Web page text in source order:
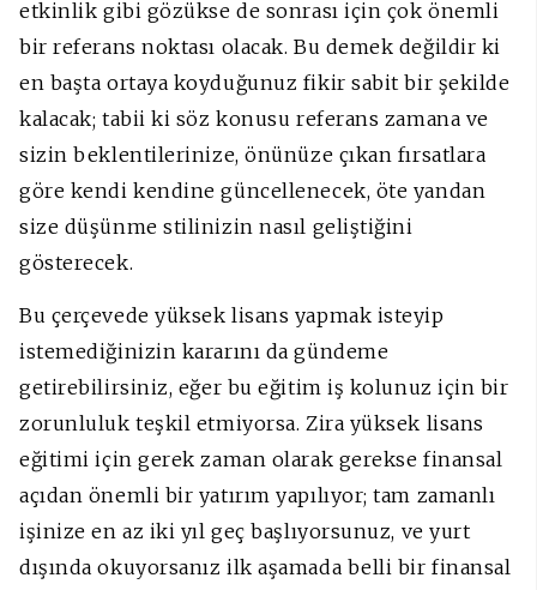
etkinlik gibi gözükse de sonrası için çok önemli
bir referans noktası olacak. Bu demek değildir ki
en başta ortaya koyduğunuz fikir sabit bir şekilde
kalacak; tabii ki söz konusu referans zamana ve
sizin beklentilerinize, önünüze çıkan fırsatlara
göre kendi kendine güncellenecek, öte yandan
size düşünme stilinizin nasıl geliştiğini
gösterecek.
Bu çerçevede yüksek lisans yapmak isteyip
istemediğinizin kararını da gündeme
getirebilirsiniz, eğer bu eğitim iş kolunuz için bir
zorunluluk teşkil etmiyorsa. Zira yüksek lisans
eğitimi için gerek zaman olarak gerekse finansal
açıdan önemli bir yatırım yapılıyor; tam zamanlı
işinize en az iki yıl geç başlıyorsunuz, ve yurt
dışında okuyorsanız ilk aşamada belli bir finansal